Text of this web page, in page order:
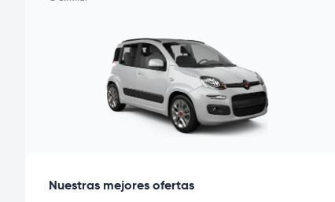
Nuestras mejores ofertas